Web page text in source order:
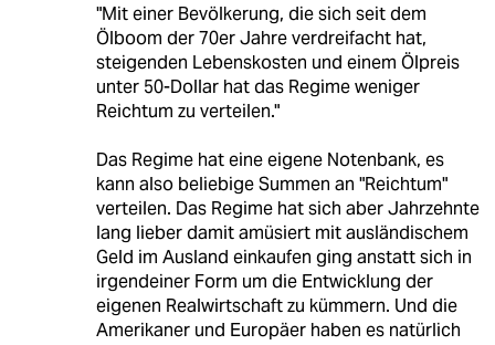
"Mit einer Bevölkerung, die sich seit dem
Ölboom der 70er Jahre verdreifacht hat,
steigenden Lebenskosten und einem Ölpreis
unter 50-Dollar hat das Regime weniger
Reichtum zu verteilen."
Das Regime hat eine eigene Notenbank, es
kann also beliebige Summen an "Reichtum"
verteilen. Das Regime hat sich aber Jahrzehnte
lang lieber damit amüsiert mit ausländischem
Geld im Ausland einkaufen ging anstatt sich in
irgendeiner Form um die Entwicklung der
eigenen Realwirtschaft zu kümmern. Und die
Amerikaner und Europäer haben es natürlich